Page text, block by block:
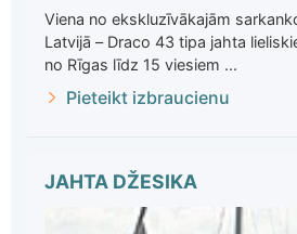
Viena no ekskluzīvākajām
Latvijā – Draco 43 tipa jahta
no Rīgas līdz 15 viesiem ...
Pieteikt izbraucienu
JAHTA DŽESIKA